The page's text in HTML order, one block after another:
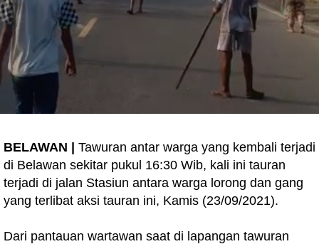
BELAWAN | Tawuran antar warga yang kembali terjadi
di Belawan sekitar pukul 16:30 Wib, kali ini tauran
terjadi di jalan Stasiun antara warga lorong dan gang
yang terlibat aksi tauran ini, Kamis (23/09/2021).
Dari pantauan wartawan saat di lapangan tawuran